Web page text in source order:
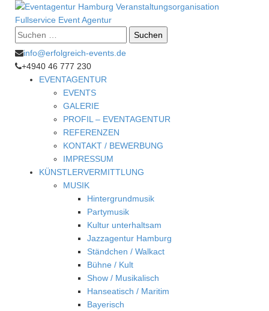
Suche
nach:
info@erfolgreich-events.de
+4940 46 777 230
EVENTAGENTUR
EVENTS
GALERIE
PROFIL – EVENTAGENTUR
REFERENZEN
KONTAKT / BEWERBUNG
IMPRESSUM
KÜNSTLERVERMITTLUNG
MUSIK
Hintergrundmusik
Partymusik
Kultur unterhaltsam
Jazzagentur Hamburg
Ständchen / Walkact
Bühne / Kult
Show / Musikalisch
Hanseatisch / Maritim
Bayerisch